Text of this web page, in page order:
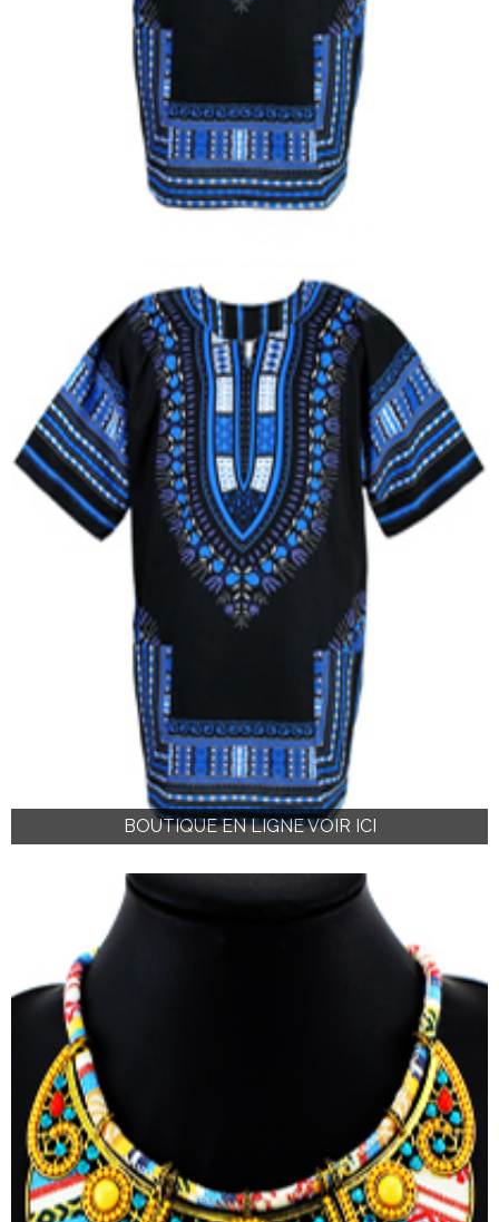
BOUTIQUE EN LIGNE VOIR ICI